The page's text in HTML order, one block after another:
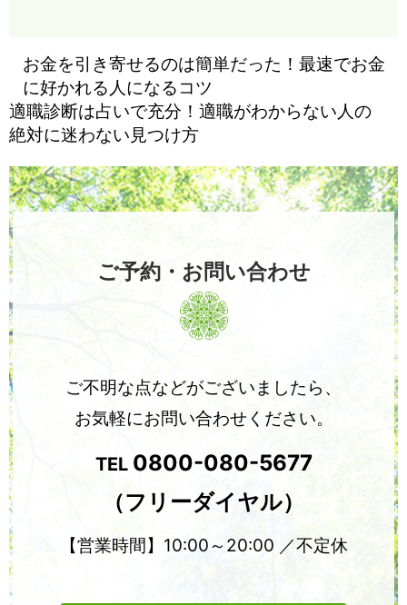
お金を引き寄せるのは簡単だった！最速でお金
に好かれる人になるコツ
適職診断は占いで充分！適職がわからない人の
絶対に迷わない見つけ方
ご予約・お問い合わせ
ご不明な点などがございましたら、
お気軽にお問い合わせください。
TEL 0800-080-5677
（フリーダイヤル）
【営業時間】10:00～20:00 ／不定休